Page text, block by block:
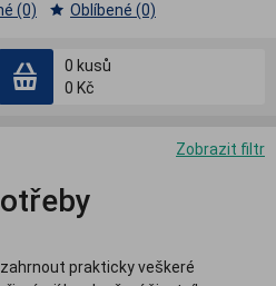
0 kusů
0 Kč
(0)
Oblíbené (0)
Zobrazit filtr
prakticky veškeré